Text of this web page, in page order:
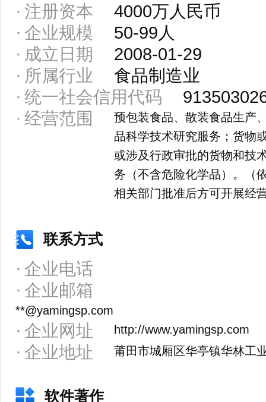
注册资本
4000万人民币
企业规模
50-99人
成立日期
2008-01-29
所属行业
食品制造业
统一社会信用代码
经营范围
预包装食品、散装食品生产
品科学技术研究服务；货物
或涉及行政审批的货物和技
务（不含危险化学品）。（
相关部门批准后方可开展经
联系方式
企业电话
企业邮箱
**@yamingsp.com
企业网址 http://www.yamingsp.com
企业地址 莆田市城厢区华亭镇华林工
软件著作